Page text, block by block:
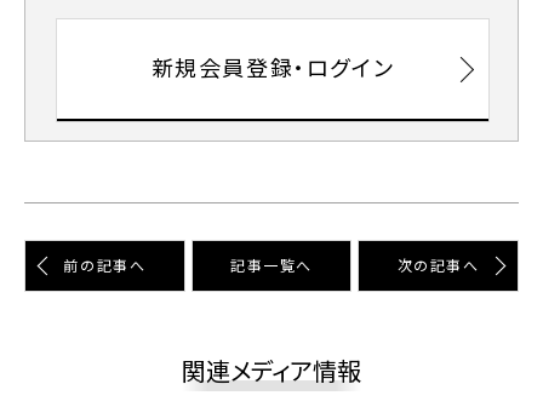
新規会員登録・ログイン
前の記事へ 記事⼀覧へ 次の記事へ
関連メディア情報